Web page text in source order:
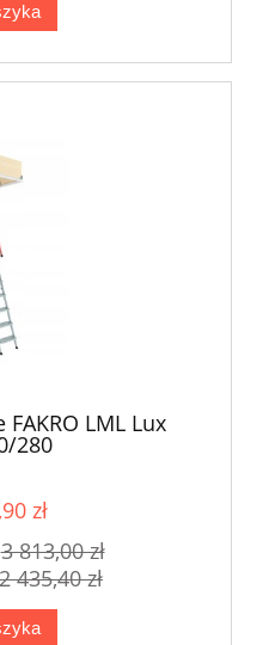
LML Lux
280
zł
3 813,00 zł
2 435,40 zł